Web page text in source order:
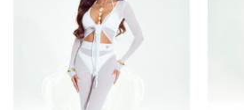
ulubionych